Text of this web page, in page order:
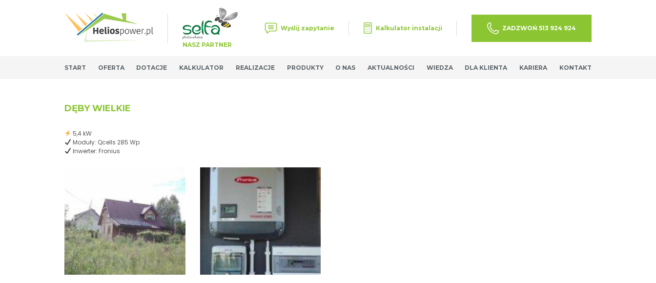
NASZ PARTNER
Wyślij zapytanie Kalkulator instalacji ZADZWOŃ 513 924 924
START OFERTA DOTACJE KALKULATOR REALIZACJE PRODUKTY O NAS AKTUALNOŚCI WIEDZA DLA KLIENTA KARIERA KONTAKT
DĘBY WIELKIE
5,4 kW
Moduły: Qcells 285 Wp
Inwerter: Fronius